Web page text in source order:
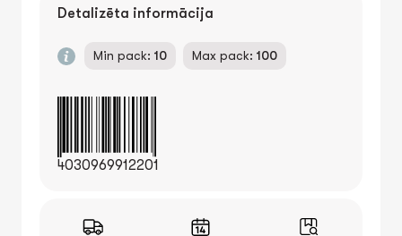
Detalizēta informācija
Min pack: 10 Max pack: 100
4030969912201